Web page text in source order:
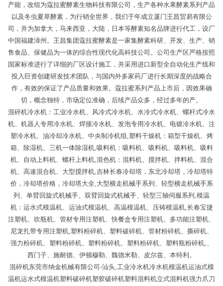
产能，改组为蔻拉蜜酵素生物科技有限公司，生产各种水果酵素系列产品
以及冬虫夏草酵素，为行销全世界，我们于年成立厦门王昌贸易有限公
司，并为加拿大，马来西亚，大陆，日本等酵素知名品牌进行代工，设厂
中国福建漳州。王昌集团蔻拉蜜酵素是一家集酵素科研、开发、生产、销
售食品、保健品为一体的综合性现代化高科技公司。公司生产区严格按照
国家标准进行了详细的厂区设计施工，并采用进口新型全自动化生产线和
投入巨资创建研发技术团队，与国内外多家药厂进行长期深度的战略合
作，有效的保证了产品质量和效果。蔻拉蜜系列产品上市后，因效果确
切，概念独特，市场定位准确，后续产品众多，经过多年的产。
混碎机冷水机：工业冷水机、风冷式冷水机、水冷式冷水机、螺杆式冷水
机、机器人专用冷水机、焊接冷水机、发泡专用冷水机、电镀冷水机、注
塑冷水机、油冷却冷水机、中央制冷机组,塑料干燥机：箱型干燥机、烤
箱、除湿机、三机一体除湿机,吸料机：吸料机、吸料机、吸料机、吸料
机、自动上料机、螺杆上料机,混色机：混料机、搅拌机、拌料机、混合
机、高速混合机、大型搅拌机,吉林长春冷却塔，东北冷却塔，冷却塔特
价，冷却塔价格，冷却塔大全,大型横走机械手系列、轻型横走机械手系
列、单臂回旋式机械手、双臂回旋式机械手、轻型三轴伺服系列,模温
机：运水式模温机、运油式模温机、高温模温机、压铸模温机,长春宝捷
注塑机、吹瓶机、管材专用注塑机、快餐盒专用注塑机、多功能注塑机、
尼龙扎带专用注塑机,塑料粉碎机、塑料破碎机、管材粉碎机、撕碎机、
强力粉碎机、塑料粉碎机、塑料粉碎机、塑料粉碎机、塑料瓶粉碎机,、
西门子、施耐德、伊顿穆勒、魏德米勒、皮尔兹、本特利。
混碎机东莞市纳金机械有限公司-汕头,工业冷水机冷水机模温机运油式模
温机运水式模温机塑料破碎机塑胶破碎机塑料混料机立式混料机强力爪刀